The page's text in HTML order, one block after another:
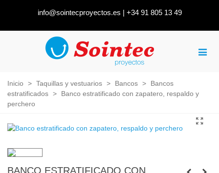
info@sointecproyectos.es | +34 91 805 13 49
Inicio > Taquillas y vestuarios > Bancos >
Bancos
estratificados >
Banco estratificado con zapatero, respaldo y
perchero
BANCO ESTRATIFICADO CON